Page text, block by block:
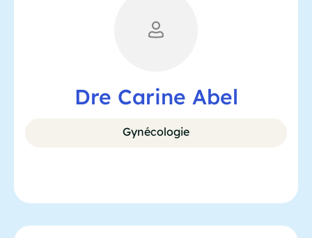
Dre Carine Abel
Gynécologie